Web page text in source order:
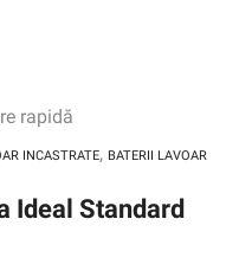
rapidă
INCASTRATE, BATERII LAVOAR
Ideal Standard